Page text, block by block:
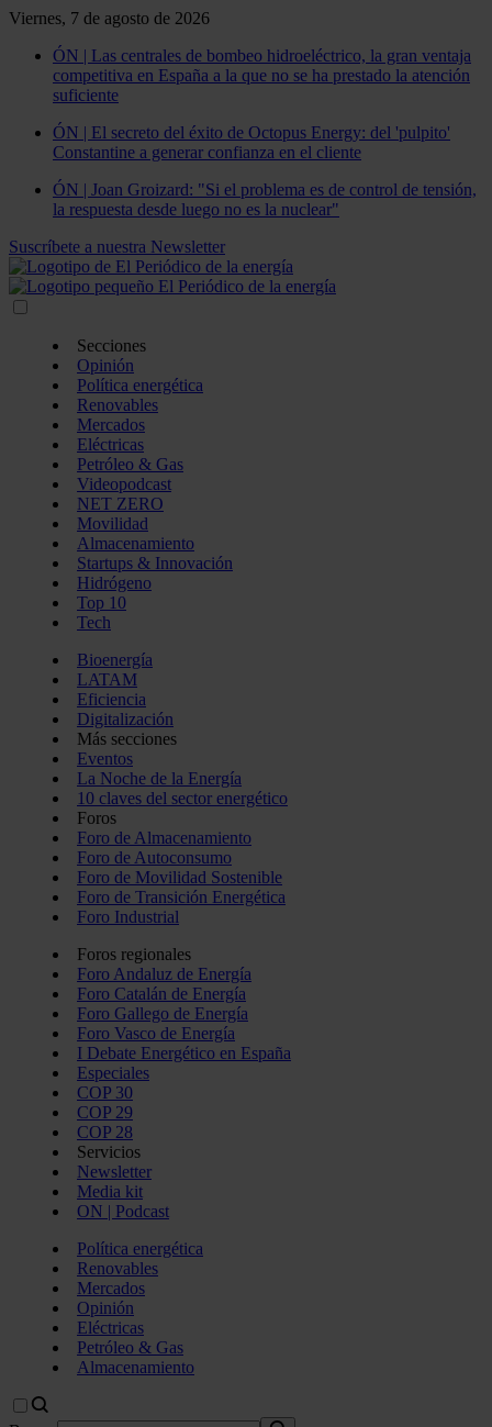
Viernes, 7 de agosto de 2026
ÓN | Las centrales de bombeo hidroeléctrico, la gran ventaja
competitiva en España a la que no se ha prestado la atención
suficiente
ÓN | El secreto del éxito de Octopus Energy: del 'pulpito'
Constantine a generar confianza en el cliente
ÓN | Joan Groizard: "Si el problema es de control de tensión,
la respuesta desde luego no es la nuclear"
Suscríbete a nuestra Newsletter
Secciones
Opinión
Política energética
Renovables
Mercados
Eléctricas
Petróleo & Gas
Videopodcast
NET ZERO
Movilidad
Almacenamiento
Startups & Innovación
Hidrógeno
Top 10
Tech
Bioenergía
LATAM
Eficiencia
Digitalización
Más secciones
Eventos
La Noche de la Energía
10 claves del sector energético
Foros
Foro de Almacenamiento
Foro de Autoconsumo
Foro de Movilidad Sostenible
Foro de Transición Energética
Foro Industrial
Foros regionales
Foro Andaluz de Energía
Foro Catalán de Energía
Foro Gallego de Energía
Foro Vasco de Energía
I Debate Energético en España
Especiales
COP 30
COP 29
COP 28
Servicios
Newsletter
Media kit
ON | Podcast
Política energética
Renovables
Mercados
Opinión
Eléctricas
Petróleo & Gas
Almacenamiento